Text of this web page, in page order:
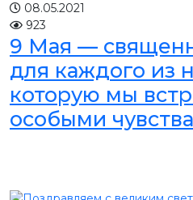
08.05.2021
923
9 Мая —
для каждого из
которую мы
особыми